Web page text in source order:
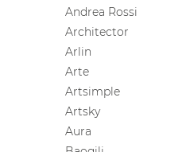
Andrea Rossi
Architector
Arlin
Arte
Artsimple
Artsky
Aura